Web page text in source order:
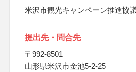
米沢市観光キャンペーン推進協
提出先・問合先
〒992-8501
山形県米沢市金池5-2-25